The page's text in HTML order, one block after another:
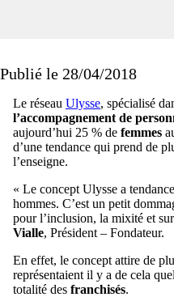
Publié le 28/04/2018
Le réseau Ulysse, spécialisé
l’accompagnement de
aujourd’hui 25 % de femmes
d’une tendance qui prend de
l’enseigne.
« Le concept Ulysse a
hommes. C’est un petit
pour l’inclusion, la mixité et
Vialle, Président – Fondateur.
En effet, le concept attire de
représentaient il y a de cela
totalité des franchisés.